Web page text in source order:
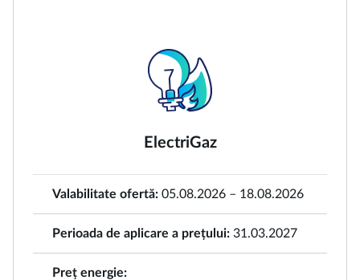
ElectriGaz
Valabilitate ofertă: 05.08.2026 – 18.08.2026
Perioada de aplicare a prețului: 31.03.2027
Preț energie: